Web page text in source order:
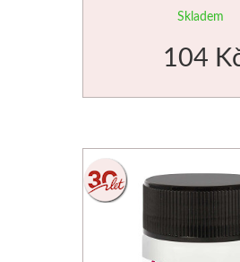
Skladem
104